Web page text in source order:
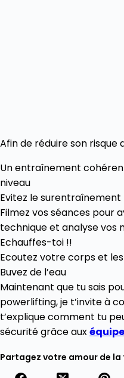
Afin de réduire son risque
Un entraînement
niveau
Evitez le surentraînement
Filmez vos séances pour
technique et analyse vos
Echauffes-toi !!
Ecoutez votre corps et les
Buvez de l’eau
Maintenant que tu sais
powerlifting, je t’invite à
t’explique comment tu
sécurité grâce aux
Partagez votre amour de la